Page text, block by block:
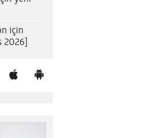
için
2026]